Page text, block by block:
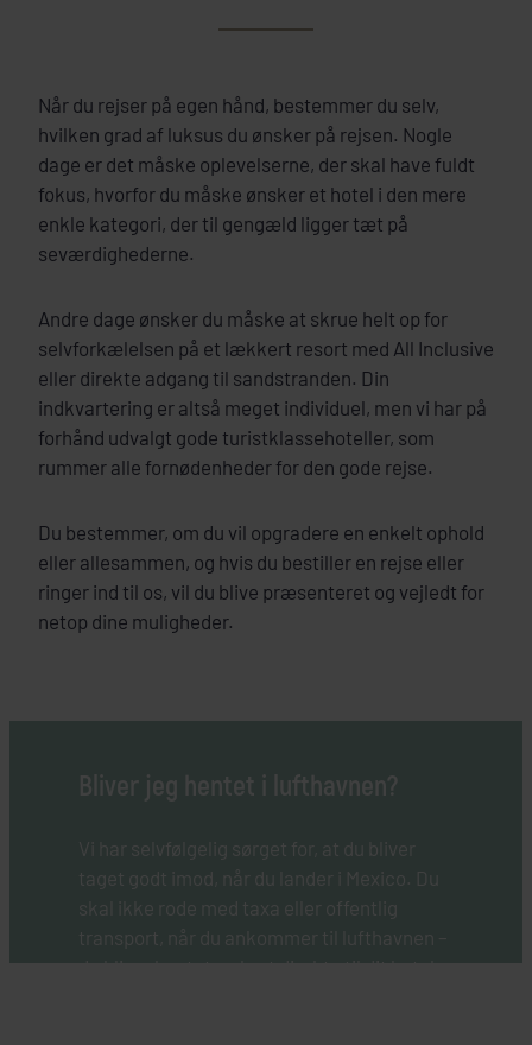
Når du rejser på egen hånd, bestemmer du selv,
hvilken grad af luksus du ønsker på rejsen. Nogle
dage er det måske oplevelserne, der skal have fuldt
fokus, hvorfor du måske ønsker et hotel i den mere
enkle kategori, der til gengæld ligger tæt på
seværdighederne.
Andre dage ønsker du måske at skrue helt op for
selvforkælelsen på et lækkert resort med All Inclusive
eller direkte adgang til sandstranden. Din
indkvartering er altså meget individuel, men vi har på
forhånd udvalgt gode turistklassehoteller, som
rummer alle fornødenheder for den gode rejse.
Du bestemmer, om du vil opgradere en enkelt ophold
eller allesammen, og hvis du bestiller en rejse eller
ringer ind til os, vil du blive præsenteret og vejledt for
netop dine muligheder.
Bliver jeg hentet i lufthavnen?
Vi har selvfølgelig sørget for, at du bliver
taget godt imod, når du lander i Mexico. Du
skal ikke rode med taxa eller offentlig
transport, når du ankommer til lufthavnen –
du bliver hentet og kørt direkte til dit hotel.